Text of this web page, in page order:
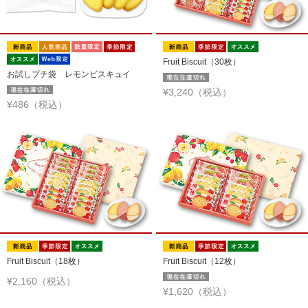
お試しプチ袋 レモンビスキュイ
¥486（税込）
Fruit Biscuit（30枚）
¥3,240（税込）
Fruit Biscuit（18枚）
¥2,160（税込）
Fruit Biscuit（12枚）
¥1,620（税込）